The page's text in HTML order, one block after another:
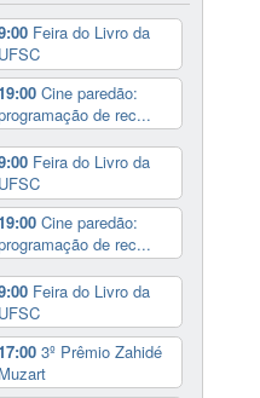
Feira do Livro da
UFSC
Cine paredão:
de rec...
Feira do Livro da
UFSC
Cine paredão:
de rec...
Feira do Livro da
UFSC
3º Prêmio Zahidé
Muzart